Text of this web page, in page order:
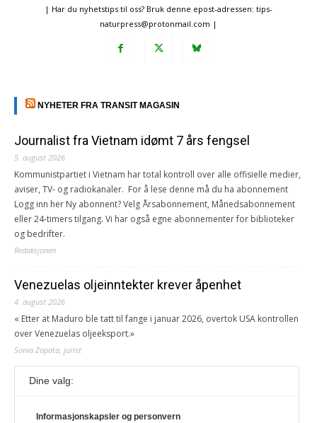
| Har du nyhetstips til oss? Bruk denne epost-adressen: tips-
naturpress@protonmail.com |
NYHETER FRA TRANSIT MAGASIN
Journalist fra Vietnam idømt 7 års fengsel
5. august 2026
Kommunistpartiet i Vietnam har total kontroll over alle offisielle medier,
aviser, TV- og radiokanaler. For å lese denne må du ha abonnement
Logg inn her Ny abonnent? Velg Årsabonnement, Månedsabonnement
eller 24-timers tilgang. Vi har også egne abonnementer for biblioteker
og bedrifter.
Redaksjonen
Venezuelas oljeinntekter krever åpenhet
4. august 2026
« Etter at Maduro ble tatt til fange i januar 2026, overtok USA kontrollen
over Venezuelas oljeeksport.»
Sonia Zapata, jurist
117,8 millioner er på flukt, en nedgang fra forrige
1. august 2026
Dine valg:
Informasjonskapsler og personvern